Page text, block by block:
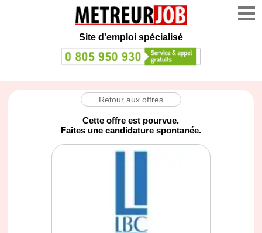
Site d'emploi spécialisé
Retour aux offres
Cette offre est pourvue.
Faites une candidature spontanée.